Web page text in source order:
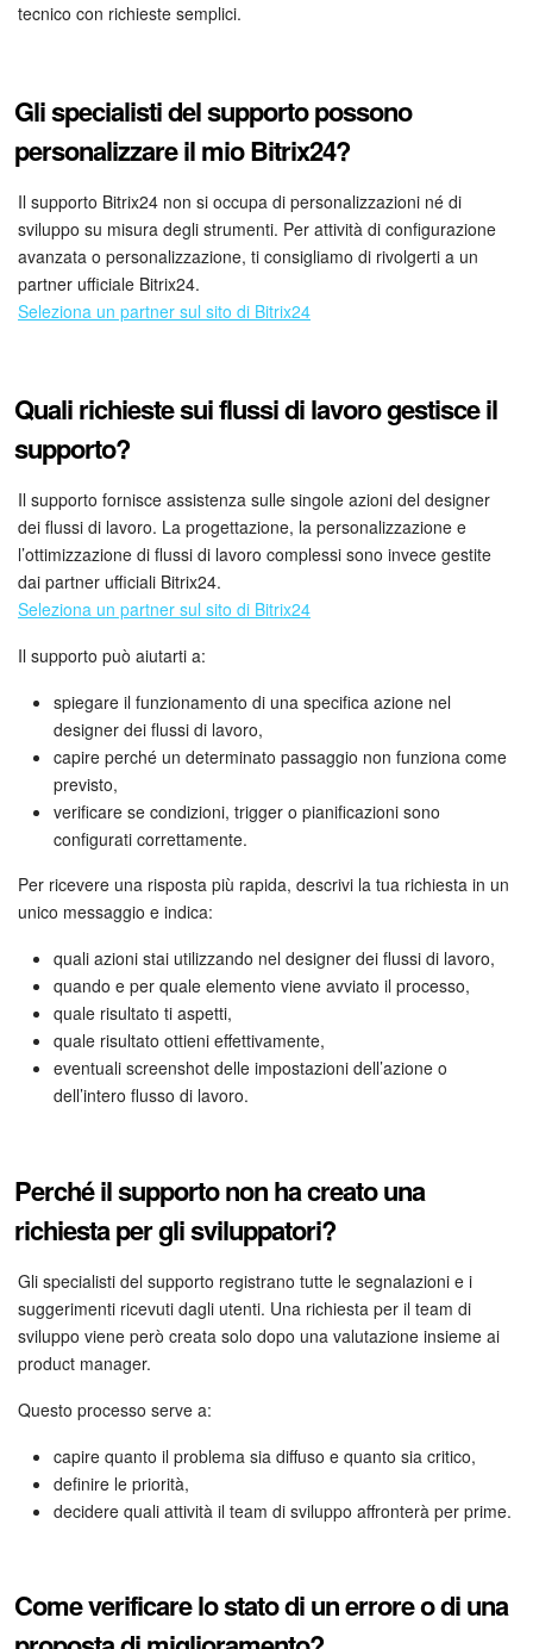
tecnico con richieste semplici.
Gli specialisti del supporto possono
personalizzare il mio Bitrix24?
Il supporto Bitrix24 non si occupa di personalizzazioni né di
sviluppo su misura degli strumenti. Per attività di configurazione
avanzata o personalizzazione, ti consigliamo di rivolgerti a un
partner ufficiale Bitrix24.
Seleziona un partner sul sito di Bitrix24
Quali richieste sui flussi di lavoro gestisce il
supporto?
Il supporto fornisce assistenza sulle singole azioni del designer
dei flussi di lavoro. La progettazione, la personalizzazione e
l’ottimizzazione di flussi di lavoro complessi sono invece gestite
dai partner ufficiali Bitrix24.
Seleziona un partner sul sito di Bitrix24
Il supporto può aiutarti a:
spiegare il funzionamento di una specifica azione nel
designer dei flussi di lavoro,
capire perché un determinato passaggio non funziona come
previsto,
verificare se condizioni, trigger o pianificazioni sono
configurati correttamente.
Per ricevere una risposta più rapida, descrivi la tua richiesta in un
unico messaggio e indica:
quali azioni stai utilizzando nel designer dei flussi di lavoro,
quando e per quale elemento viene avviato il processo,
quale risultato ti aspetti,
quale risultato ottieni effettivamente,
eventuali screenshot delle impostazioni dell’azione o
dell’intero flusso di lavoro.
Perché il supporto non ha creato una
richiesta per gli sviluppatori?
Gli specialisti del supporto registrano tutte le segnalazioni e i
suggerimenti ricevuti dagli utenti. Una richiesta per il team di
sviluppo viene però creata solo dopo una valutazione insieme ai
product manager.
Questo processo serve a:
capire quanto il problema sia diffuso e quanto sia critico,
definire le priorità,
decidere quali attività il team di sviluppo affronterà per prime.
Come verificare lo stato di un errore o di una